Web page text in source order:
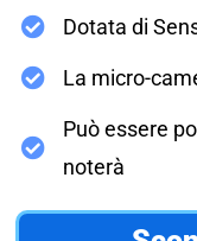
Dotata di
La micro-
Può essere
noterà